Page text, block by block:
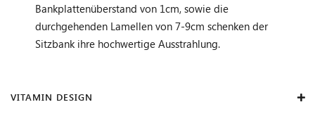
Bankplattenüberstand von 1cm, sowie die
durchgehenden Lamellen von 7-9cm schenken der
Sitzbank ihre hochwertige Ausstrahlung.
VITAMIN DESIGN